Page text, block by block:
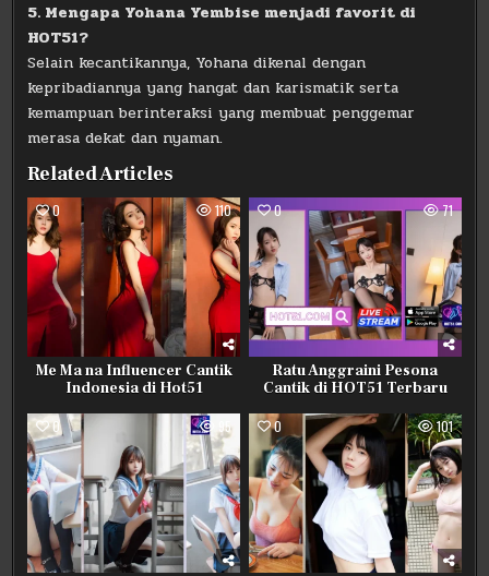
5. Mengapa Yohana Yembise menjadi favorit di
HOT51?
Selain kecantikannya, Yohana dikenal dengan
kepribadiannya yang hangat dan karismatik serta
kemampuan berinteraksi yang membuat penggemar
merasa dekat dan nyaman.
Related Articles
0 110
Me Ma na Influencer Cantik
Indonesia di Hot51
0 71
Ratu Anggraini Pesona
Cantik di HOT51 Terbaru
0 95 0 101